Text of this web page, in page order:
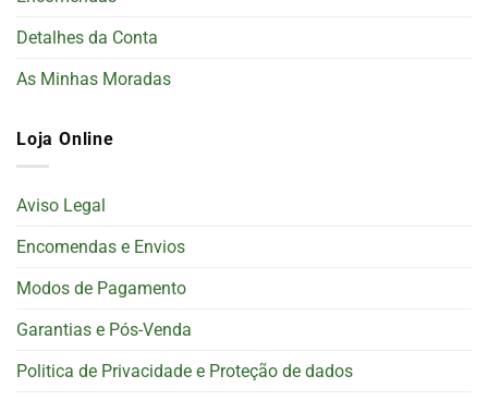
Detalhes da Conta
As Minhas Moradas
Loja Online
Aviso Legal
Encomendas e Envios
Modos de Pagamento
Garantias e Pós-Venda
Politica de Privacidade e Proteção de dados